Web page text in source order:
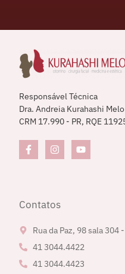
Responsável Técnica
Dra. Andreia Kurahashi Melo
CRM 17.990 - PR, RQE
Contatos
Rua da Paz, 98 sala 304
41 3044.4422
41 3044.4423